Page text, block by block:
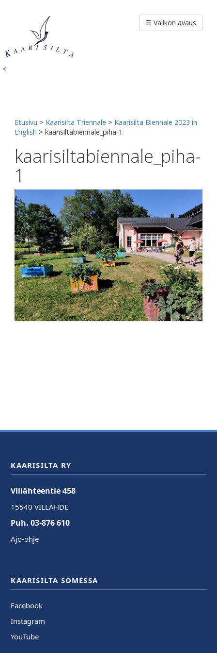
<
☰ Valikon avaus
Etusivu > Kaarisilta Triennale > Kaarisilta Biennale 2023 in
English > kaarisiltabiennale_piha-1
kaarisiltabiennale_piha-
1
KAARISILTA RY
Villähteentie 458
15540 VILLÄHDE
Puh. 03-876 610
Ajo-ohje
KAARISILTA SOMESSA
Facebook
Instagram
YouTube